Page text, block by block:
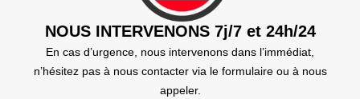
NOUS INTERVENONS 7j/7 et 24h/24
En cas d’urgence, nous intervenons dans l’immédiat,
n’hésitez pas à nous contacter via le formulaire ou à nous
appeler.